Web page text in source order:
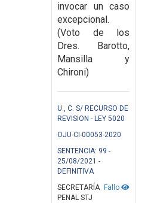
invocar un caso
excepcional.
(Voto de los
Dres. Barotto,
Mansilla y
Chironi)
U., C. S/ RECURSO DE
REVISION - LEY 5020
OJU-CI-00053-2020
SENTENCIA: 99 -
25/08/2021 -
DEFINITIVA
Fallo
SECRETARÍA
PENAL STJ